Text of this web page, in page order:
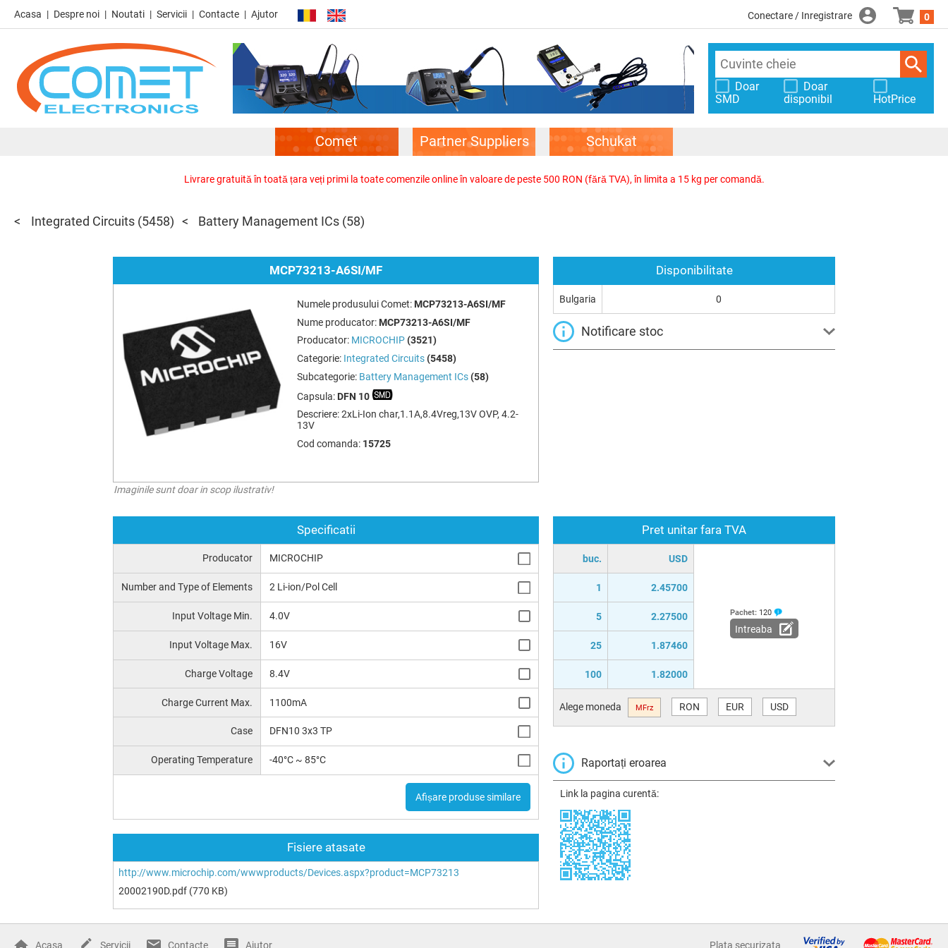
Acasa Despre noi Noutati Servicii Contacte Ajutor Conectare / Inregistrare 0
Doar
SMD
Doar
disponibil
HotPrice
Comet Partner Suppliers Schukat
Livrare gratuită în toată țara veți primi la toate comenzile online în valoare de peste 500 RON (fără TVA), în limita a 15 kg per comandă.
Integrated Circuits (5458) Battery Management ICs (58)
MCP73213-A6SI/MF
Numele produsului Comet: MCP73213-A6SI/MF
Nume producator: MCP73213-A6SI/MF
Producator: MICROCHIP (3521)
Categorie: Integrated Circuits (5458)
Subcategorie: Battery Management ICs (58)
Capsula: DFN 10
Descriere:2xLi-Ion char,1.1A,8.4Vreg,13V OVP, 4.2-
13V
Cod comanda: 15725
Imaginile sunt doar in scop ilustrativ!
Specificatii
Producator MICROCHIP
Number and Type of Elements 2 Li-ion/Pol Cell
Input Voltage Min. 4.0V
Input Voltage Max. 16V
Charge Voltage 8.4V
Charge Current Max. 1100mA
Case DFN10 3x3 TP
Operating Temperature -40°C ~ 85°C
Afișare produse similare
Fisiere atasate
http://www.microchip.com/wwwproducts/Devices.aspx?product=MCP73213
20002190D.pdf (770 KB)
Pret unitar fara TVA
buc. USD
1 2.45700
5 2.27500
25 1.87460
100 1.82000
Pachet: 120
Intreaba
Alege moneda MFrz RON EUR USD
Raportați eroarea
Link la pagina curentă:
Disponibilitate
Bulgaria 0
Notificare stoc
Acasa Servicii Contacte Ajutor Plata securizata